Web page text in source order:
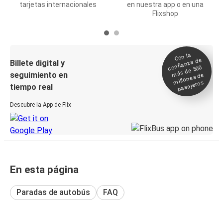
tarjetas internacionales
en nuestra app o en una
Flixshop
Billete digital y
seguimiento en
tiempo real
Descubre la App de Flix
Con la
confianza de
más de 500
millones de
pasajeros
En esta página
Paradas de autobús FAQ